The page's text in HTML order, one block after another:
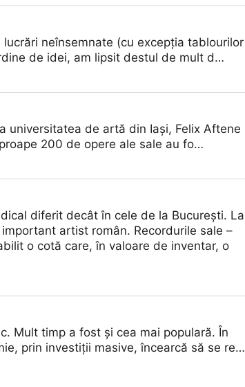
neînsemnate (cu excepția tablourilor
de idei, am lipsit destul de mult d…
universitatea de artă din Iași, Felix Aftene
200 de opere ale sale au fo…
diferit decât în cele de la București. La
artist român. Recordurile sale –
o cotă care, în valoare de inventar, o
Mult timp a fost și cea mai populară. În
prin investiții masive, încearcă să se re…